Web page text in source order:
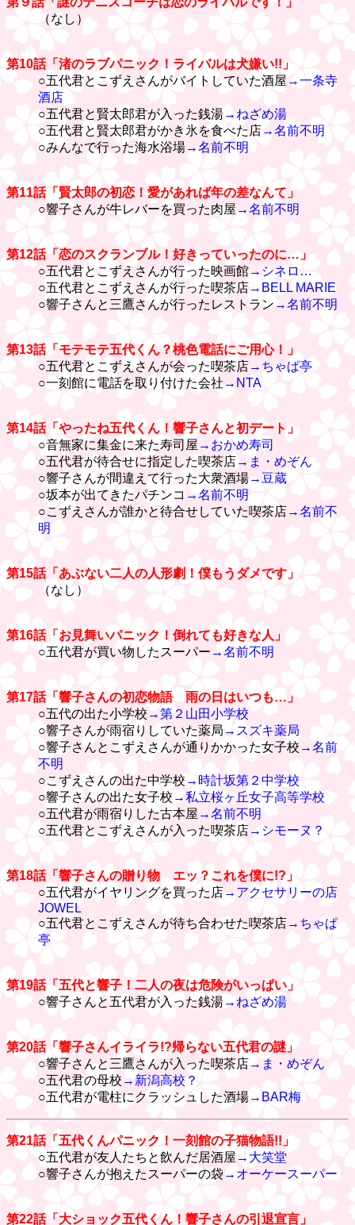
（なし）
第10話「渚のラブパニック！ライバルは犬嫌い!!」
○五代君とこずえさんがバイトしていた酒屋 →一条寺
酒店
○五代君と賢太郎君が入った銭湯→ねざめ湯
○五代君と賢太郎君がかき氷を食べた店→名前不明
○みんなで行った海水浴場→名前不明
第11話「賢太郎の初恋！愛があれば年の差なんて」
○響子さんが牛レバーを買った肉屋 →名前不明
第12話「恋のスクランブル！好きっていったのに…」
○五代君とこずえさんが行った映画館→シネロ…
○五代君とこずえさんが行った喫茶店→BELL MARIE
○響子さんと三鷹さんが行ったレストラン →名前不明
第13話「モテモテ五代くん？桃色電話にご用心！」
○五代君とこずえさんが会った喫茶店→ちゃぱ亭
○一刻館に電話を取り付けた会社 →NTA
第14話「やったね五代くん！響子さんと初デート」
○音無家に集金に来た寿司屋 →おかめ寿司
○五代君が待合せに指定した喫茶店→ま・めぞん
○響子さんが間違えて行った大衆酒場→豆蔵
○坂本が出てきたパチンコ →名前不明
○こずえさんが誰かと待合せしていた喫茶店→名前不
明
第15話「あぶない二人の人形劇！僕もうダメです」
（なし）
第16話「お見舞いパニック！倒れても好きな人」
○五代君が買い物したスーパー →名前不明
第17話「響子さんの初恋物語 雨の日はいつも…」
○五代の出た小学校 →第２山田小学校
○響子さんが雨宿りしていた薬局 →スズキ薬局
○響子さんとこずえさんが通りかかった女子校 →名前
不明
○こずえさんの出た中学校 →時計坂第２中学校
○響子さんの出た女子校 →私立桜ヶ丘女子高等学校
○五代君が雨宿りした古本屋 →名前不明
○五代君とこずえさんが入った喫茶店→シモーヌ？
第18話「響子さんの贈り物 エッ？これを僕に!?」
○五代君がイヤリングを買った店→アクセサリーの店
JOWEL
○五代君とこずえさんが待ち合わせた喫茶店→ちゃぱ
亭
第19話「五代と響子！二人の夜は危険がいっぱい」
○響子さんと五代君が入った銭湯→ねざめ湯
第20話「響子さんイライラ!?帰らない五代君の謎」
○響子さんと三鷹さんが入った喫茶店→ま・めぞん
○五代君の母校 →新潟高校？
○五代君が電柱にクラッシュした酒場→BAR梅
第21話「五代くんパニック！一刻館の子猫物語!!」
○五代君が友人たちと飲んだ居酒屋 →大笑堂
○響子さんが抱えたスーパーの袋 →オーケースーパー
第22話「大ショック五代くん！響子さんの引退宣言」